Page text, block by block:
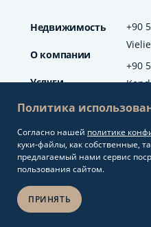
+90
+90
Недвижимость
О компании
Услуги
Отзывы
Блог
Политика
Согласно нашей политике
куки-файлы, как собственные,
предлагаемый нами сервис
пользования сайтом.
ПРИНЯТЬ